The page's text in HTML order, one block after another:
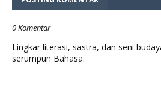
0 Komentar
Lingkar literasi, sastra, dan seni
serumpun Bahasa.